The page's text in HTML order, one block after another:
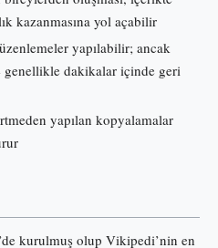
kazanmasına yol açabilir
yapılabilir; ancak
genellikle dakikalar içinde geri
yapılan kopyalamalar
kurulmuş olup Vikipedi’nin en